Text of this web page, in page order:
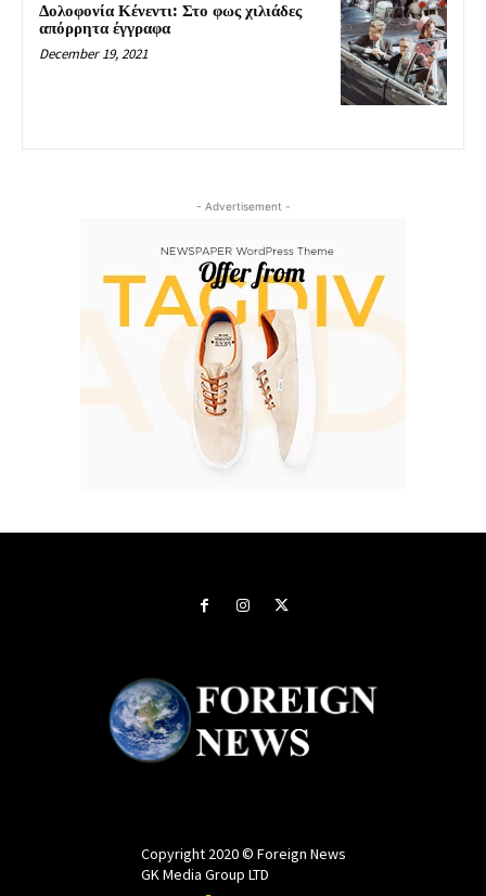
Δολοφονία Κένεντι: Στο φως χιλιάδες
απόρρητα έγγραφα
December 19, 2021
- Advertisement -
Copyright 2020 © Foreign News
GK Media Group LTD